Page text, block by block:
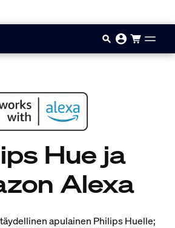
Hue ja
Alexa
apulainen Philips Huelle;